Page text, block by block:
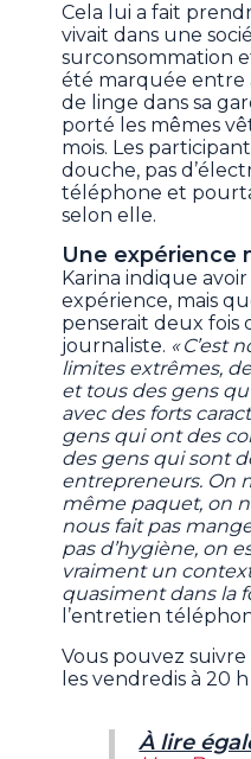
Cela lui a fait
vivait dans une
surconsommation
été marquée entre
de linge dans sa
porté les mêmes
mois. Les
douche, pas
téléphone et
selon elle.
Une expérience
Karina indique
expérience, mais
penserait deux fois
journaliste. « C’est
limites extrêmes,
et tous des gens
avec des forts
gens qui ont des
des gens qui sont
entrepreneurs. On
même paquet, on
nous fait pas
pas d’hygiène, on
vraiment un
quasiment dans la
l’entretien
Vous pouvez
les vendredis à 20
À lire